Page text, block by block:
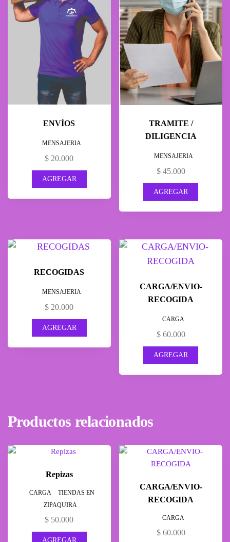
ENVÍOS
MENSAJERIA
$ 20.000
AGREGAR
TRAMITE /
DILIGENCIA
MENSAJERIA
$45.000
AGREGAR
RECOGIDAS
MENSAJERIA
$ 20.000
AGREGAR
CARGA/ENVIO-
RECOGIDA
CARGA
$60.000
AGREGAR
Productos relacionados
Repizas
CARGA
TIENDAS EN
ZIPAQUIRA
$ 50.000
AGREGAR
CARGA/ENVIO-
RECOGIDA
CARGA
$60.000